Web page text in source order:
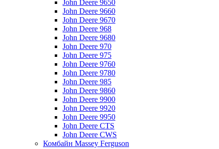
John Deere 9650
John Deere 9660
John Deere 9670
John Deere 968
John Deere 9680
John Deere 970
John Deere 975
John Deere 9760
John Deere 9780
John Deere 985
John Deere 9860
John Deere 9900
John Deere 9920
John Deere 9950
John Deere CTS
John Deere CWS
Комбайн Massey Ferguson